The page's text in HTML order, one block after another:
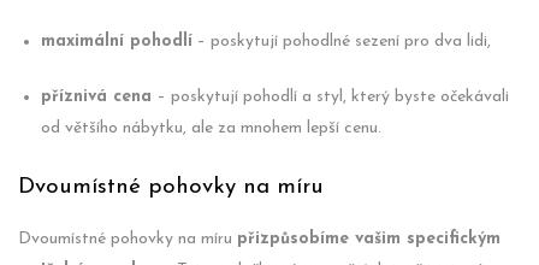
maximální pohodlí – poskytují pohodlné sezení pro dva lidi,
příznivá cena – poskytují pohodlí a styl, který byste očekávali
od většího nábytku, ale za mnohem lepší cenu.
Dvoumístné pohovky na míru
Dvoumístné pohovky na míru přizpůsobíme vašim specifickým